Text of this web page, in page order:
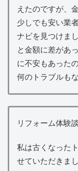
えたのですが、
少しでも安い業
ナビを見つけま
と金額に差があ
に不安もあった
何のトラブルも
リフォーム体験
私は古くなった
せていただきま